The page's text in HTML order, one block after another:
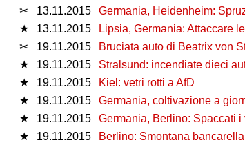
✂
13.11.2015
Germania, Heidenheim:
★
13.11.2015
Lipsia, Germania: Attaccare
✂
19.11.2015
Bruciata auto di Beatrix von
★
19.11.2015
Stralsund: incendiate dieci
★
19.11.2015
Kiel: vetri rotti a AfD
★
19.11.2015
Germania, coltivazione a
★
19.11.2015
Germania, Berlino: Spaccati
★
19.11.2015
Berlino: Smontana